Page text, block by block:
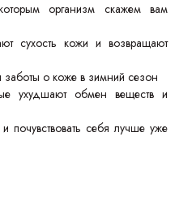
организм скажем вам
сухость кожи и возвращают
о коже в зимний сезон
ухудшают обмен веществ и
почувствовать себя лучше уже